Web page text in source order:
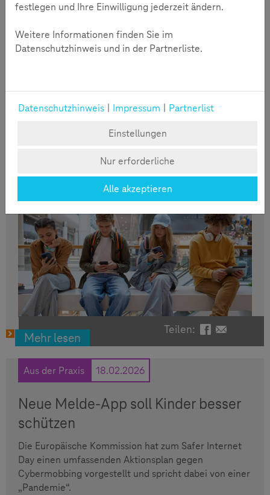
Mehr lesen
Teilen:
Wie TikTok die Meinungsbildung von
Jugendlichen prägt
Zwischen Information und Einfluss: TikTok als
Mehr lesen
Teilen: Facebook -
Email -
Aus der Praxis 18.02.2026
Neue Melde-App soll Kinder besser
schützen
Die Europäische Kommission hat zum Safer Internet
Day einen umfassenden Aktionsplan gegen
Cybermobbing vorgestellt und spricht dabei von einer
„Pandemie“.
festlegen und Ihre Einwilligung jederzeit ändern.
Weitere Informationen finden Sie im
Datenschutzhinweis und in der Partnerliste.
Datenschutzhinweis Impressum
Partnerlist
Einstellungen
Nur erforderliche
Alle akzeptieren